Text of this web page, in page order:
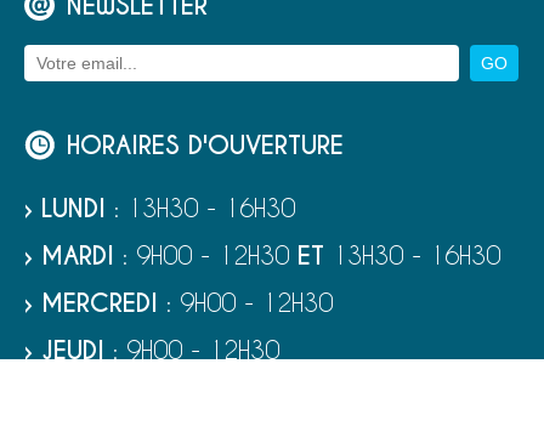
HORAIRES D'OUVERTURE
› LUNDI : 13H30 - 16H30
› MARDI : 9H00 - 12H30 ET 13H30 - 16H30
› MERCREDI : 9H00 - 12H30
› JEUDI : 9H00 - 12H30